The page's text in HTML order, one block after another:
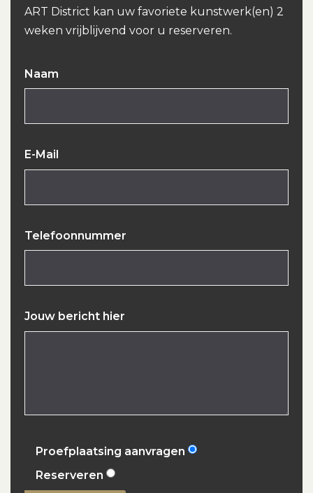
ART District kan uw favoriete kunstwerk(en) 2
weken vrijblijvend voor u reserveren.
Naam
E-Mail
Telefoonnummer
Jouw bericht hier
Proefplaatsing aanvragen
Reserveren